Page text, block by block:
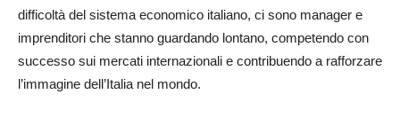
difficoltà del sistema economico italiano, ci sono manager e
imprenditori che stanno guardando lontano, competendo con
successo sui mercati internazionali e contribuendo a rafforzare
l’immagine dell’Italia nel mondo.